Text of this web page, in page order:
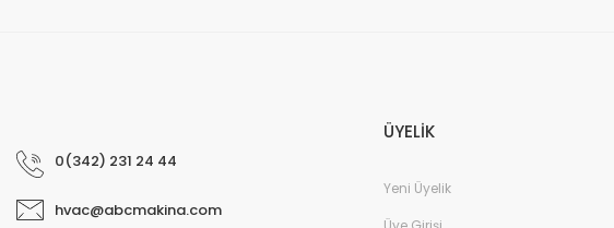
0(342) 231 24 44
hvac@abcmakina.com
ÜYELİK
Yeni Üyelik